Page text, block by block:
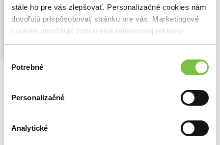
stále ho pre vás zlepšovať. Personalizačné cookies nám
dovoľujú prispôsobovať stránku pre vás. Marketingové
cookies umožňujú zobrazenie relevantnej reklamy.
Niektoré údaje zdieľame aj s tretími stranami. Veľmi by
cookies.
súhlasu
Potrebné
Personalizačné
Analytické
Publikace shrnuje současné poznatky v
moderním oboru klinické logopedie.
Zaměřuje se na poruchy jazyka a řeči a
věnuje se také obtížím v příjmu potravy a
15,43€